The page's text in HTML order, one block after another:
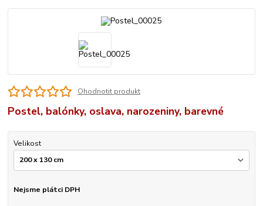
Ohodnotit produkt
Postel, balónky, oslava, narozeniny, barevné
Velikost
Nejsme plátci DPH